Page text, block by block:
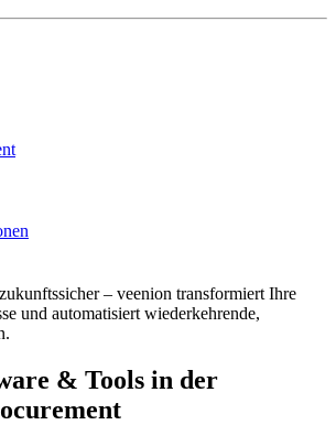
– veenion transformiert Ihre
und automatisiert wiederkehrende,
& Tools in der